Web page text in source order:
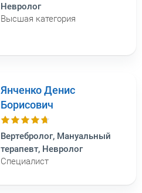
Невролог
Высшая категория
Янченко Денис
Борисович
Вертебролог, Мануальный
терапевт, Невролог
Специалист